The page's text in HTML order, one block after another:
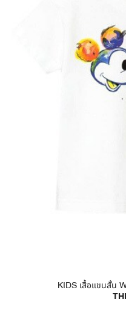
KIDS เสื้อแขนสั้น